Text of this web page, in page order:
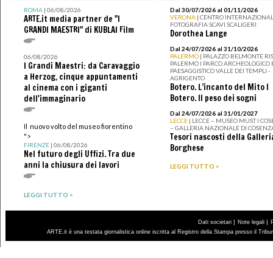
ROMA| 06/08/2026
ARTE.it media partner de "I
GRANDI MAESTRI" di KUBLAI Film
06/08/2026
I Grandi Maestri: da Caravaggio
a Herzog, cinque appuntamenti
al cinema con i giganti
dell'immaginario
Il nuovo volto del museo fiorentino
">
FIRENZE| 06/08/2026
Nel futuro degli Uffizi. Tra due
anni la chiusura dei lavori
LEGGI TUTTO >
Dal 30/07/2026 al 01/11/2026
VERONA | CENTRO
FOTOGRAFIA SCAVI SCALIGERI
Dorothea Lange
Dal 24/07/2026 al 31/10/2026
PALERMO | PALAZZO BELMONTE
PALERMO I PARCO ARCHEOLOGICO
PAESAGGISTICO VALLE DEI TEMPLI -
AGRIGENTO
Botero. L’incanto del Mito I
Botero. Il peso dei sogni
Dal 24/07/2026 al 31/01/2027
LECCE | LECCE – MUSEO MUST I
– GALLERIA NAZIONALE DI
Tesori nascosti della
Borghese
LEGGI TUTTO >
Dati societari | Note legali |
ARTE.it è una testata giornalistica online iscritta al Registro della Stampa presso il